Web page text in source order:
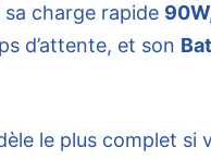
charge rapide
d’attente, et son
le plus complet si